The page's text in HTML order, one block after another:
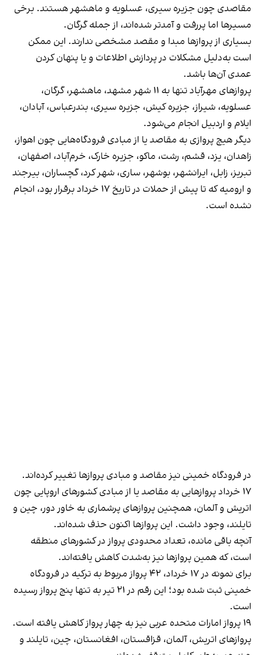
مقاصدی چون جزیره سیری، عسلویه و ماهشهر هستند. برخی
مسیرها اما پررفت‌ و آمدتر شده‌اند، از جمله گرگان.
بسیاری از پروازها مبدا و مقصد مشخصی ندارند. این ممکن
است به‌دلیل مشکلات در پردازش اطلاعات و یا پنهان کردن
عمدی آن‌ها باشد.
پروازهای مهرآباد تنها به ۱۱ شهر مشهد، ماهشهر، گرگان،
عسلویه، شیراز، جزیره کیش، جزیره سیری، بندرعباس، آبادان،
ایلام و اردبیل انجام می‌شود.
دیگر هیچ پروازی به مقاصد یا از مبادی فرودگاه‌هایی چون اهواز،
زاهدان، یزد، قشم، رشت، ماکو، جزیره خارک، خرم‌آباد، اصفهان،
تبریز، زابل، ایرانشهر، بوشهر، ساری، شهر کرد، گچساران، بیرجند
و ارومیه که تا پیش از حملات در تاریخ ۱۷ خرداد برقرار بود، انجام
نشده است.
در فرودگاه خمینی نیز مقاصد و مبادی پروازها تغییر کرده‌اند.
۱۷ خرداد پروازهایی به مقاصد یا از مبادی کشورهای اروپایی چون
اتریش و آلمان، همچنین پروازهای پرشماری به خاور دور، چین و
تایلند، وجود داشت. این پروازها اکنون حذف شده‌اند.
آنچه باقی مانده، تعداد محدودی پرواز در کشورهای منطقه
است، که همین پروازها نیز به‌شدت کاهش یافته‌اند.
برای نمونه در ۱۷ خرداد، ۴۲ پرواز مربوط به ترکیه در فرودگاه
خمینی ثبت شده بود؛ این رقم در ۲۱ تیر به تنها پنج پرواز رسیده
است.
۱۹ پرواز امارات متحده عربی نیز به چهار پرواز کاهش یافته است.
پروازهای اتریش، آلمان، قزاقستان، افغانستان، چین، تایلند و